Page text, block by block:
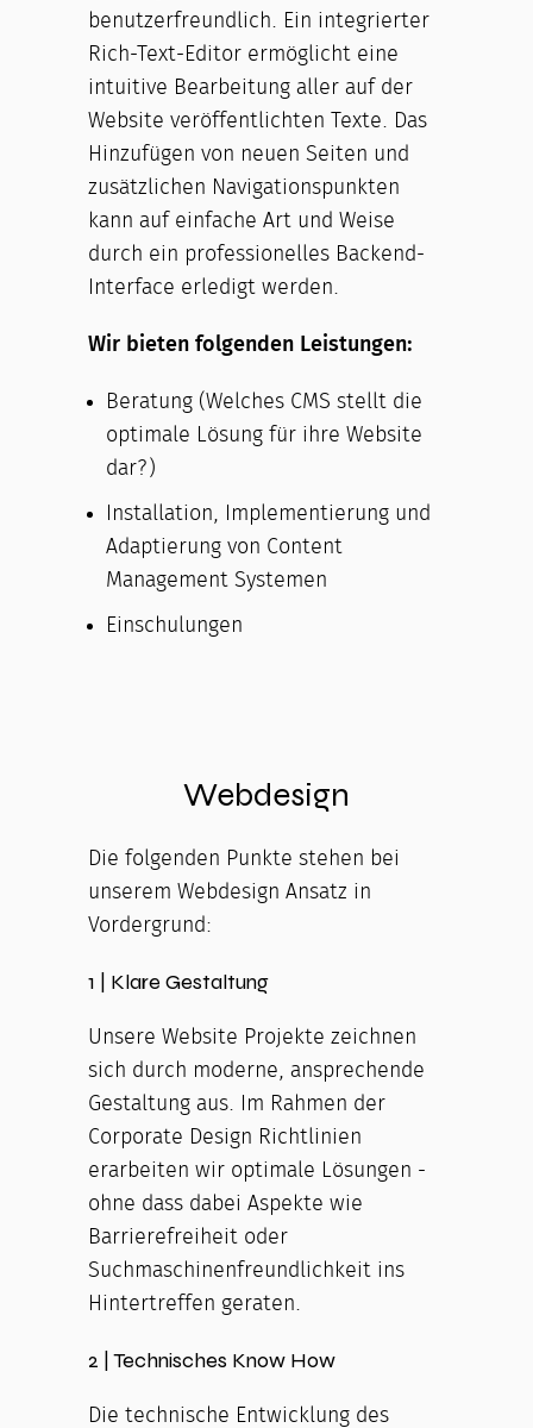
benutzerfreundlich. Ein integrierter
Rich-Text-Editor ermöglicht eine
intuitive Bearbeitung aller auf der
Website veröffentlichten Texte. Das
Hinzufügen von neuen Seiten und
zusätzlichen Navigationspunkten
kann auf einfache Art und Weise
durch ein professionelles Backend-
Interface erledigt werden.
Wir bieten folgenden Leistungen:
Beratung (Welches CMS stellt die
optimale Lösung für ihre Website
dar?)
Installation, Implementierung und
Adaptierung von Content
Management Systemen
Einschulungen
Webdesign
Die folgenden Punkte stehen bei
unserem Webdesign Ansatz in
Vordergrund:
1 | Klare Gestaltung
Unsere Website Projekte zeichnen
sich durch moderne, ansprechende
Gestaltung aus. Im Rahmen der
Corporate Design Richtlinien
erarbeiten wir optimale Lösungen -
ohne dass dabei Aspekte wie
Barrierefreiheit oder
Suchmaschinenfreundlichkeit ins
Hintertreffen geraten.
2 | Technisches Know How
Die technische Entwicklung des